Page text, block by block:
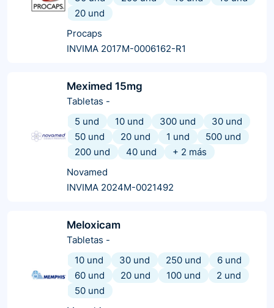
20 und
Procaps
INVIMA 2017M-0006162-R1
Meximed 15mg
Tabletas -
5 und
10 und 300 und
30 und
50 und
20 und 1 und
500 und
200 und
40 und + 2 más
Novamed
INVIMA 2024M-0021492
Meloxicam
Tabletas -
10 und
30 und 250 und
6 und
60 und
20 und 100 und
2 und
50 und